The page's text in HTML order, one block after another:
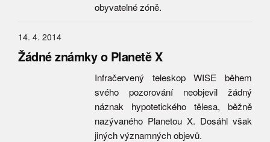
obyvatelné zóně.
14. 4. 2014
Žádné známky o Planetě X
Infračervený teleskop WISE během
svého pozorování neobjevil žádný
náznak hypotetického tělesa, běžně
nazývaného Planetou X. Dosáhl však
jiných významných objevů.